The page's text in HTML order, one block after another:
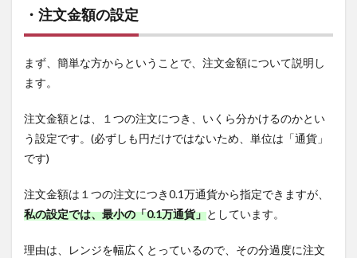
・注文金額の設定
まず、簡単な方からということで、注文金額について説明し
ます。
注文金額とは、１つの注文につき、いくら分かけるのかとい
う設定です。(必ずしも円だけではないため、単位は「通貨」
です)
注文金額は１つの注文につき0.1万通貨から指定できますが、
私の設定では、最小の「0.1万通貨」としています。
理由は、レンジを幅広くとっているので、その分過度に注文